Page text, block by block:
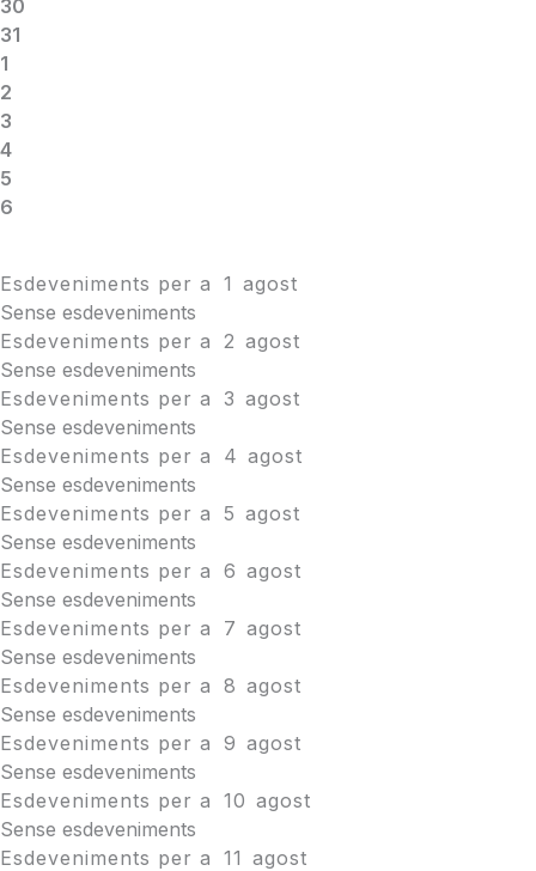
30
31
1
2
3
4
5
6
Esdeveniments per a 1 agost
Sense esdeveniments
Esdeveniments per a
2 agost
Sense esdeveniments
Esdeveniments per a 3 agost
Sense esdeveniments
Esdeveniments per a
4 agost
Sense esdeveniments
Esdeveniments per a 5 agost
Sense esdeveniments
Esdeveniments per a 6 agost
Sense esdeveniments
Esdeveniments per a
7 agost
Sense esdeveniments
Esdeveniments per a 8 agost
Sense esdeveniments
Esdeveniments per a 9 agost
Sense esdeveniments
Esdeveniments per a 10 agost
Sense esdeveniments
Esdeveniments per a 11 agost